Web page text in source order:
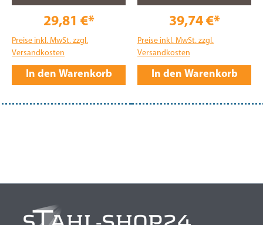
29,81 €*
Preise inkl. MwSt. zzgl.
Versandkosten
In den Warenkorb
39,74 €*
Preise inkl. MwSt. zzgl.
Versandkosten
In den Warenkorb